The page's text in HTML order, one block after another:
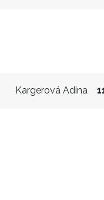
Kargerová Adina